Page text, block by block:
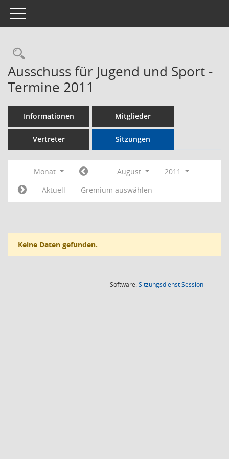
Toggle navigation
Rechercheauswahl
Ausschuss für Jugend und Sport -
Termine 2011
Informationen Mitglieder
Vertreter Sitzungen
Monat August
2011
Aktuell
Gremium auswählen
Keine Daten gefunden.
Software:SitzungsdienstSession(Wird in